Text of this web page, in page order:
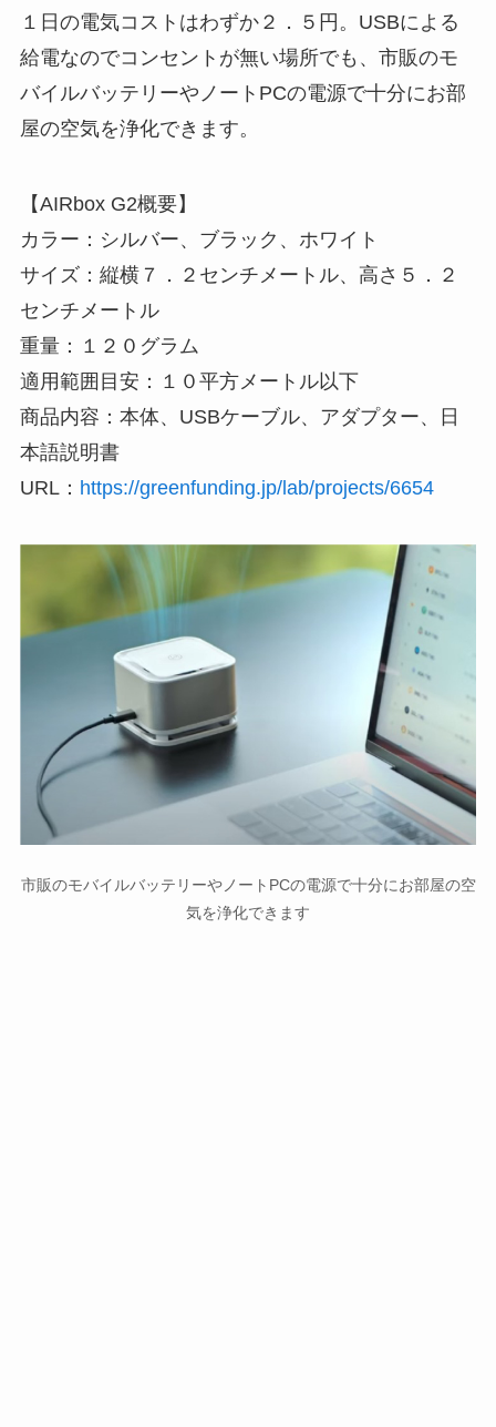
１日の電気コストはわずか２．５円。USBによる
給電なのでコンセントが無い場所でも、市販のモ
バイルバッテリーやノートPCの電源で十分にお部
屋の空気を浄化できます。
【AIRbox G2概要】
カラー：シルバー、ブラック、ホワイト
サイズ：縦横７．２センチメートル、高さ５．２
センチメートル
重量：１２０グラム
適用範囲目安：１０平方メートル以下
商品内容：本体、USBケーブル、アダプター、日
本語説明書
URL： https://greenfunding.jp/lab/projects/6654
市販のモバイルバッテリーやノートPCの電源で十分にお部屋の空
気を浄化できます